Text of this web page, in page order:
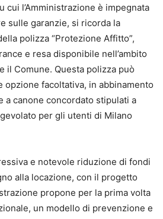
cui l’Amministrazione è impegnata
sulle garanzie, si ricorda la
polizza “Protezione Affitto”,
e resa disponibile nell’ambito
il Comune. Questa polizza può
opzione facoltativa, in abbinamento
a canone concordato stipulati a
per gli utenti di Milano
e notevole riduzione di fondi
alla locazione, con il progetto
propone per la prima volta
un modello di prevenzione e